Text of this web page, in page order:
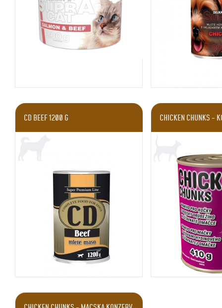
CD BEEF 1200 G CHICKEN CHUNKS -